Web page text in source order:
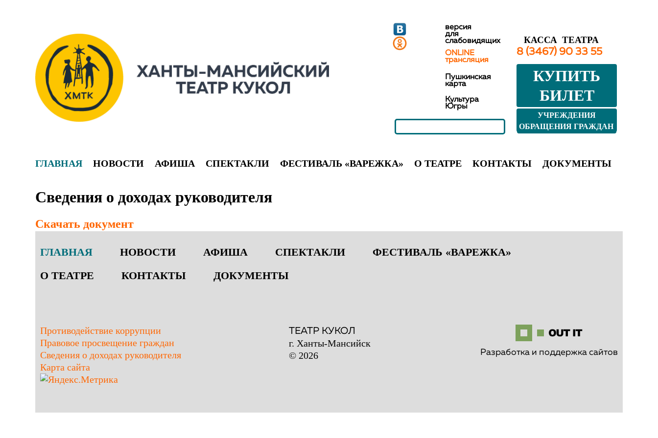
версия
для
слабовидящих
ONLINE
трансляция
Пушкинская
карта
Культура
Югры
КАССА ТЕАТРА
8 (3467) 90 33 55
КУПИТЬ
БИЛЕТ
УЧРЕЖДЕНИЯ
КУЛЬТУРЫ ЮГРЫ
ОБРАЩЕНИЯ ГРАЖДАН
ГЛАВНАЯ НОВОСТИ АФИША СПЕКТАКЛИ ФЕСТИВАЛЬ «ВАРЕЖКА» О ТЕАТРЕ КОНТАКТЫ ДОКУМЕНТЫ
Сведения о доходах руководителя
Скачать документ
ГЛАВНАЯ НОВОСТИ АФИША СПЕКТАКЛИ
ФЕСТИВАЛЬ «ВАРЕЖКА»
О ТЕАТРЕ
КОНТАКТЫ ДОКУМЕНТЫ
Противодействие коррупции
Правовое просвещение граждан
Сведения о доходах руководителя
Карта сайта
ТЕАТР КУКОЛ
г. Ханты-Мансийск
© 2026
Разработка и поддержка сайтов